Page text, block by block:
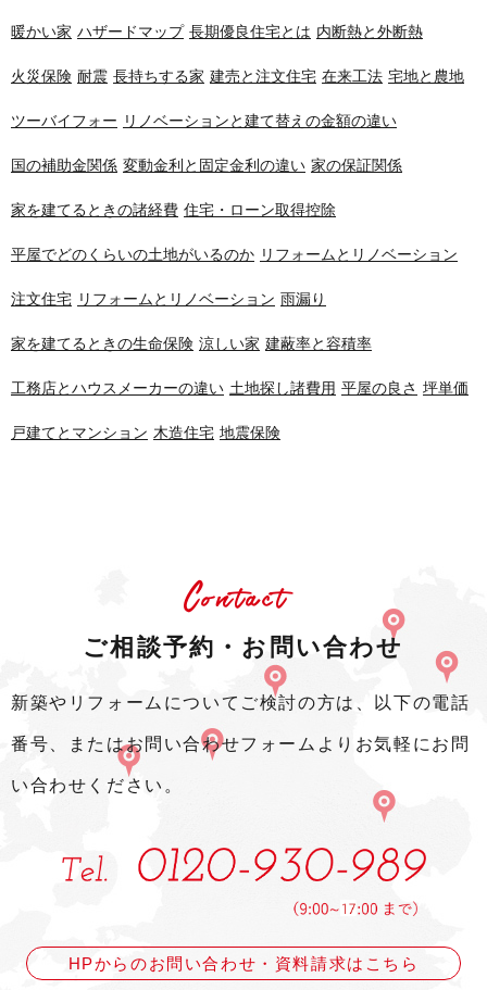
暖かい家 ハザードマップ 長期優良住宅とは 内断熱と外断熱
火災保険 耐震 長持ちする家 建売と注文住宅 在来工法 宅地と農地
ツーバイフォー リノベーションと建て替えの金額の違い
国の補助金関係 変動金利と固定金利の違い 家の保証関係
家を建てるときの諸経費 住宅・ローン取得控除
平屋でどのくらいの土地がいるのか リフォームとリノベーション
注文住宅 リフォームとリノベーション 雨漏り
家を建てるときの生命保険 涼しい家 建蔽率と容積率
工務店とハウスメーカーの違い 土地探し諸費用 平屋の良さ 坪単価
戸建てとマンション 木造住宅 地震保険
Contact
ご相談予約・お問い合わせ
新築やリフォームについてご検討の方は、以下の電話
番号、またはお問い合わせフォームよりお気軽にお問
い合わせください。
HPからのお問い合わせ・資料請求はこちら